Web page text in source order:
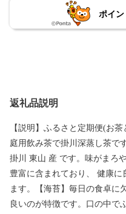
ポイン
返礼品説明
【説明】ふるさと定期便(お
庭用飲み茶で掛川深蒸し茶で
掛川 東山 産 です。味がまろ
豊富に含まれており、 健康
ます。【海苔】毎日の食卓に
良いのが特徴です。口の中で